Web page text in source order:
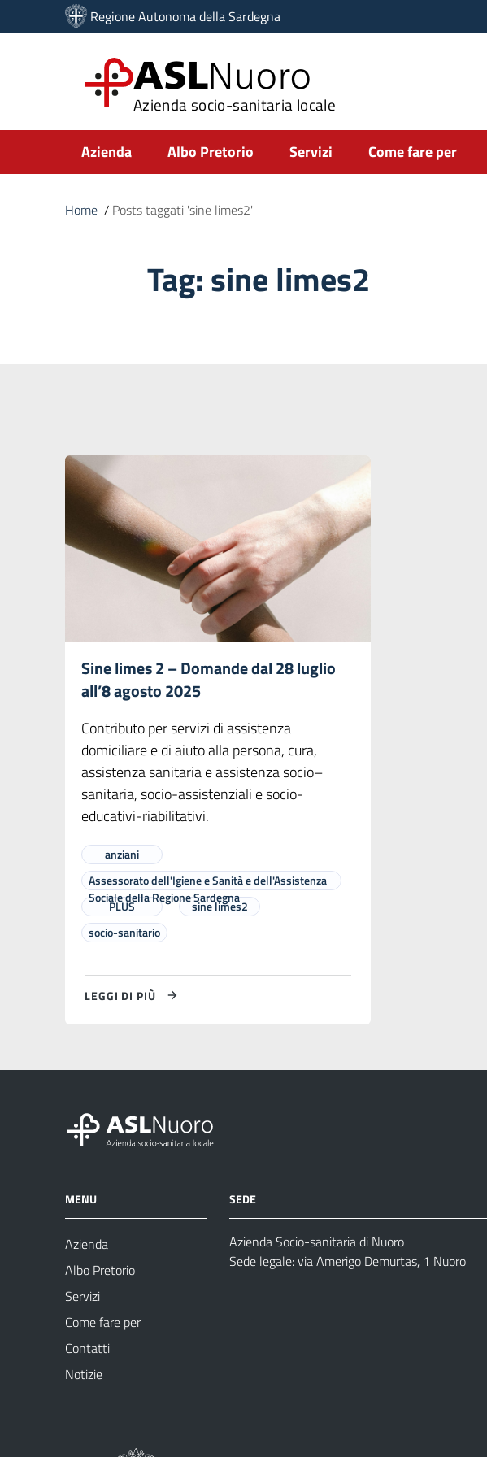
Vai ai contenuti
Vai al menu di navigazione
Regione Autonoma della Sardegna
ASLNuoro
Azienda socio-sanitaria locale
Submenu
Azienda Albo Pretorio Servizi Come fare per
Home / Posts taggati 'sine limes2'
Tag:sine limes2
Sine limes 2 – Domande dal 28 luglio
all’8 agosto 2025
Contributo per servizi di assistenza
domiciliare e di aiuto alla persona, cura,
assistenza sanitaria e assistenza socio–
sanitaria, socio-assistenziali e socio-
educativi-riabilitativi.
anziani
Assessorato dell'Igiene e Sanità e dell'Assistenza
Sociale della Regione Sardegna
PLUS
sine limes2
socio-sanitario
LEGGI DI PIÙ
MENU
Azienda
Albo Pretorio
Servizi
Come fare per
Contatti
Notizie
SEDE
Azienda Socio-sanitaria di Nuoro
Sede legale: via Amerigo Demurtas, 1 Nuoro